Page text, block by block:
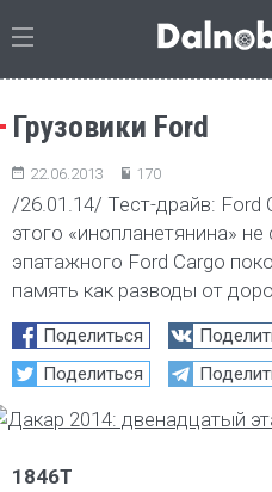
Грузовики Ford
22.06.2013 170
/26.01.14/ Тест-драйв: Ford
этого «инопланетянина»
эпатажного Ford Cargo
память как разводы от
Поделиться
Поделиться
1846T